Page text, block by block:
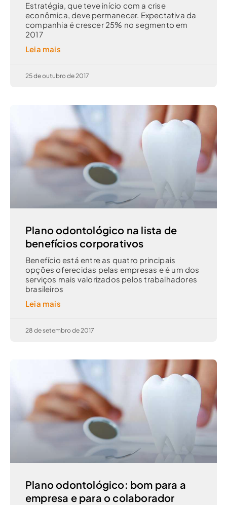
Estratégia, que teve início com a crise
econômica, deve permanecer. Expectativa da
companhia é crescer 25% no segmento em
2017
Leia mais
25 de outubro de 2017
Plano odontológico na lista de
benefícios corporativos
Benefício está entre as quatro principais
opções oferecidas pelas empresas e é um dos
serviços mais valorizados pelos trabalhadores
brasileiros
Leia mais
28 de setembro de 2017
Plano odontológico: bom para a
empresa e para o colaborador